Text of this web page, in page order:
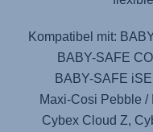
Kompatibel mit:
BABY-SAFE
BABY-SAFE
Maxi-Cosi Pebble /
Cybex Cloud Z,